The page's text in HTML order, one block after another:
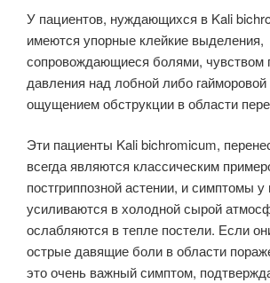
У пациентов, нуждающихся в Kali
имеются упорные клейкие выделения,
сопровождающиеся болями, чувством
давления над лобной либо
ощущением обструкции в области
Эти пациенты Kali bichromicum,
всегда явля­ются классическим
постгриппозной астении, и симптомы у
усиливаются в холодной сырой
ослабляются в тепле по­стели. Если
острые давящие боли в области
это очень важный симптом,